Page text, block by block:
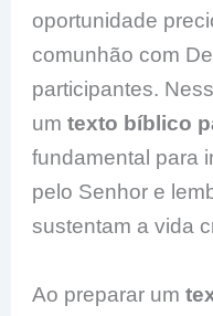
oportunidade
comunhão com
participantes.
umtexto bíblico
fundamental para
pelo Senhor e
sustentam a vida
Ao preparar um